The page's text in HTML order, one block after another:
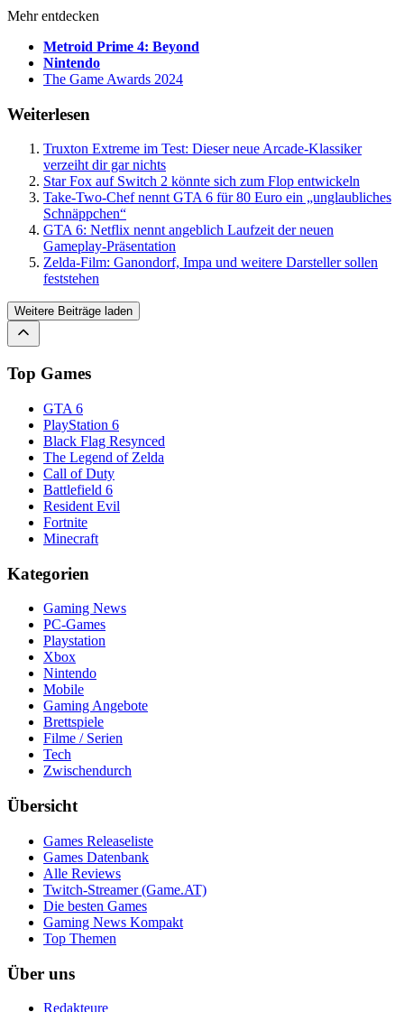
Mehr entdecken
Metroid Prime 4: Beyond
Nintendo
The Game Awards 2024
Weiterlesen
Truxton Extreme im Test: Dieser neue Arcade-Klassiker
verzeiht dir gar nichts
Star Fox auf Switch 2 könnte sich zum Flop entwickeln
Take-Two-Chef nennt GTA 6 für 80 Euro ein „unglaubliches
Schnäppchen“
GTA 6: Netflix nennt angeblich Laufzeit der neuen
Gameplay-Präsentation
Zelda-Film: Ganondorf, Impa und weitere Darsteller sollen
feststehen
Weitere Beiträge laden
Top Games
GTA 6
PlayStation 6
Black Flag Resynced
The Legend of Zelda
Call of Duty
Battlefield 6
Resident Evil
Fortnite
Minecraft
Kategorien
Gaming News
PC-Games
Playstation
Xbox
Nintendo
Mobile
Gaming Angebote
Brettspiele
Filme / Serien
Tech
Zwischendurch
Übersicht
Games Releaseliste
Games Datenbank
Alle Reviews
Twitch-Streamer (Game.AT)
Die besten Games
Gaming News Kompakt
Top Themen
Über uns
Redakteure